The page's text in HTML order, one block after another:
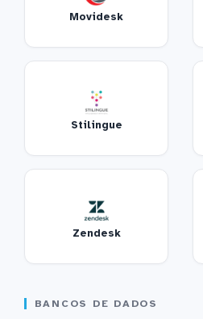
Movidesk
Stilingue
Zendesk
BANCOS DE DADOS